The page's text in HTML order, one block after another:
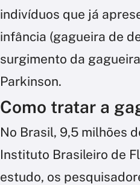
indivíduos que já
infância (gagueira de
surgimento da
Parkinson.
Como tratar a
No Brasil, 9,5 milhões
Instituto Brasileiro de
estudo, os